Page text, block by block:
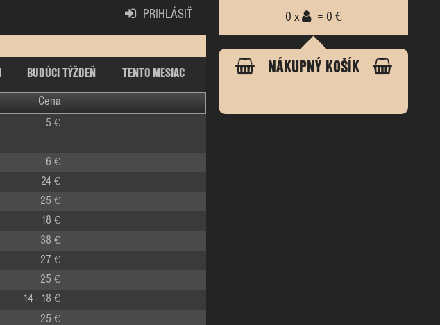
PRIHLÁSIŤ
BUDÚCI TÝŽDEŇ
TENTO MESIAC
Cena
0 x = 0 €
NÁKUPNÝ KOŠÍK
5 €
6 €
24 €
25 €
18 €
38 €
27 €
25 €
14 - 18 €
25 €